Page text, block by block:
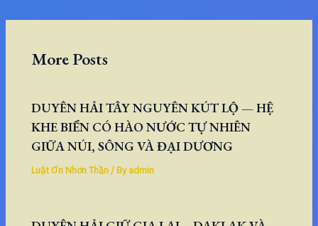
More Posts
DUYÊN HẢI TÂY NGUYÊN KÚT LỘ — HỆ
KHE BIỂN CÓ HÀO NƯỚC TỰ NHIÊN
GIỮA NÚI, SÔNG VÀ ĐẠI DƯƠNG
Luật Ơn Nhơn Thần/ Byadmin